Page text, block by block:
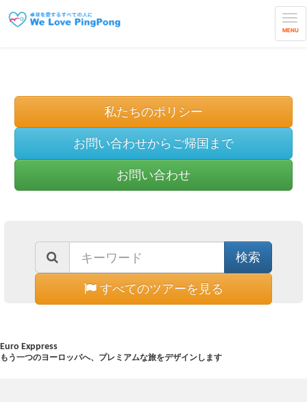
MENU
私たちのポリシー
お問い合わせからご帰国まで
お問い合わせ
すべてのツアーを見る
Euro Exppress
もう一つのヨーロッパへ、プレミアムな旅をデザインします